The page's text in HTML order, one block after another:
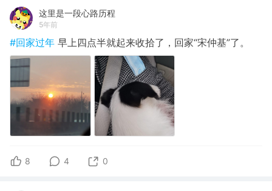
这里是一段心路历程
5年前
#回家过年 早上四点半就起来收拾了，回家“宋仲基”了。
8 4 0